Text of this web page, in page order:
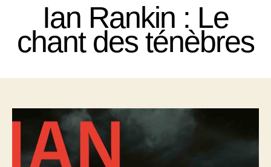
Erquinghem
Lys
Ian Rankin : Le
chant des ténèbres